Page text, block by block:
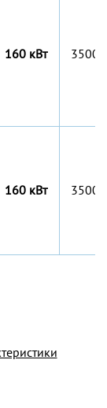
160 кВт
160 кВт